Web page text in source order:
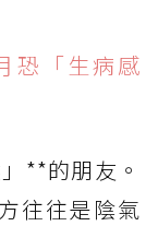
恐「生病感
**的朋友。
往往是陰氣